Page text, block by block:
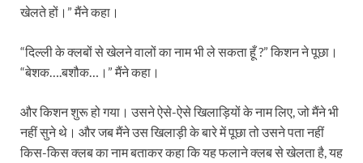
खेलते हों।” मैंने कहा।
“दिल्ली के क्लबों से खेलने वालों का नाम भी ले सकता हूँ ?” किशन ने पूछा।
“बेशक….बशौक…।” मैंने कहा।
और किशन शुरू हो गया। उसने ऐसे-ऐसे खिलाड़ियों के नाम लिए, जो मैंने भी
नहीं सुने थे। और जब मैंने उस खिलाड़ी के बारे में पूछा तो उसने पता नहीं
किस-किस क्लब का नाम बताकर कहा कि यह फलाने क्लब से खेलता है, यह